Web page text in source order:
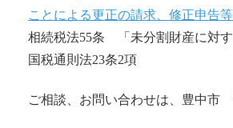
ことによる更正の請求、修正申告等
相続税法55条 「未分割財産に対す
国税通則法23条2項
ご相談、お問い合わせは、豊中市